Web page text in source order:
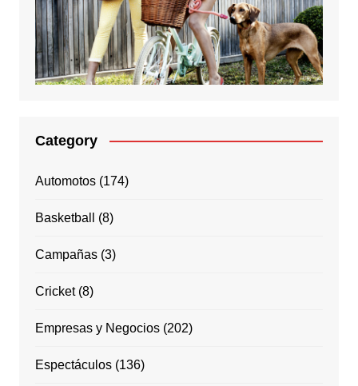
Category
Automotos(174)
Basketball (8)
Campañas(3)
Cricket(8)
Empresas y Negocios(202)
Espectáculos(136)